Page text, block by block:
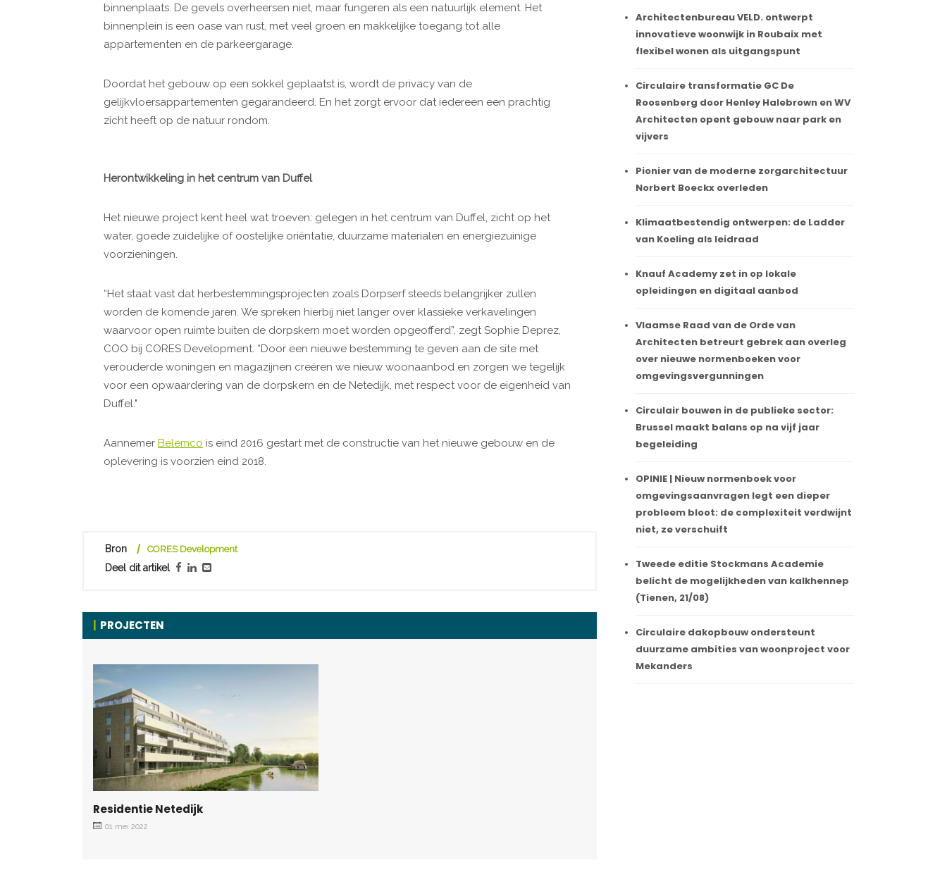
binnenplaats. De gevels overheersen niet, maar fungeren als een natuurlijk element. Het
binnenplein is een oase van rust, met veel groen en makkelijke toegang tot alle
appartementen en de parkeergarage.
Doordat het gebouw op een sokkel geplaatst is, wordt de privacy van de
gelijkvloersappartementen gegarandeerd. En het zorgt ervoor dat iedereen een prachtig
zicht heeft op de natuur rondom.
Herontwikkeling in het centrum van Duffel
Het nieuwe project kent heel wat troeven: gelegen in het centrum van Duffel, zicht op het
water, goede zuidelijke of oostelijke oriëntatie, duurzame materialen en energiezuinige
voorzieningen.
“Het staat vast dat herbestemmingsprojecten zoals Dorpserf steeds belangrijker zullen
worden de komende jaren. We spreken hierbij niet langer over klassieke verkavelingen
waarvoor open ruimte buiten de dorpskern moet worden opgeofferd”, zegt Sophie Deprez,
COO bij CORES Development. “Door een nieuwe bestemming te geven aan de site met
verouderde woningen en magazijnen creëren we nieuw woonaanbod en zorgen we tegelijk
voor een opwaardering van de dorpskern en de Netedijk, met respect voor de eigenheid van
Duffel."
Aannemer Belemco is eind 2016 gestart met de constructie van het nieuwe gebouw en de
oplevering is voorzien eind 2018.
Bron CORES Development
Deel dit artikel
PROJECTEN
Residentie Netedijk
01 mei 2022
Architectenbureau VELD. ontwerpt
innovatieve woonwijk in Roubaix met
flexibel wonen als uitgangspunt
Circulaire transformatie GC De
Roosenberg door Henley Halebrown en WV
Architecten opent gebouw naar park en
vijvers
Pionier van de moderne zorgarchitectuur
Norbert Boeckx overleden
Klimaatbestendig ontwerpen: de Ladder
van Koeling als leidraad
Knauf Academy zet in op lokale
opleidingen en digitaal aanbod
Vlaamse Raad van de Orde van
Architecten betreurt gebrek aan overleg
over nieuwe normenboeken voor
omgevingsvergunningen
Circulair bouwen in de publieke sector:
Brussel maakt balans op na vijf jaar
begeleiding
OPINIE | Nieuw normenboek voor
omgevingsaanvragen legt een dieper
probleem bloot: de complexiteit verdwijnt
niet, ze verschuift
Tweede editie Stockmans Academie
belicht de mogelijkheden van kalkhennep
(Tienen, 21/08)
Circulaire dakopbouw ondersteunt
duurzame ambities van woonproject voor
Mekanders